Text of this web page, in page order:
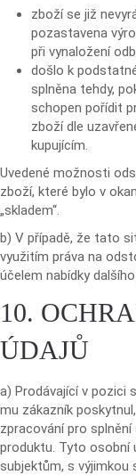
zboží se již
pozastavena
při vynaložení
došlo k
splněna tehdy,
schopen pořídit
zboží dle
kupujícím.
Uvedené možnosti
zboží, které bylo v
„skladem“.
b) V případě, že tato
využitím práva na
účelem nabídky
10.
ÚDAJŮ
a) Prodávající v pozici
mu zákazník
zpracování pro
produktu. Tyto osobní
subjektům, s výjimkou